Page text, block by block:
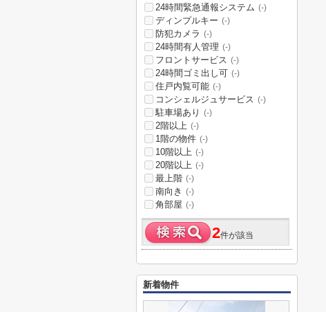
24時間緊急通報システム (-)
ディンプルキー (-)
防犯カメラ (-)
24時間有人管理 (-)
フロントサービス (-)
24時間ゴミ出し可 (-)
住戸内覧可能 (-)
コンシェルジュサービス (-)
駐車場あり (-)
2階以上 (-)
1階の物件 (-)
10階以上 (-)
20階以上 (-)
最上階 (-)
南向き (-)
角部屋 (-)
2件が該当
新着物件